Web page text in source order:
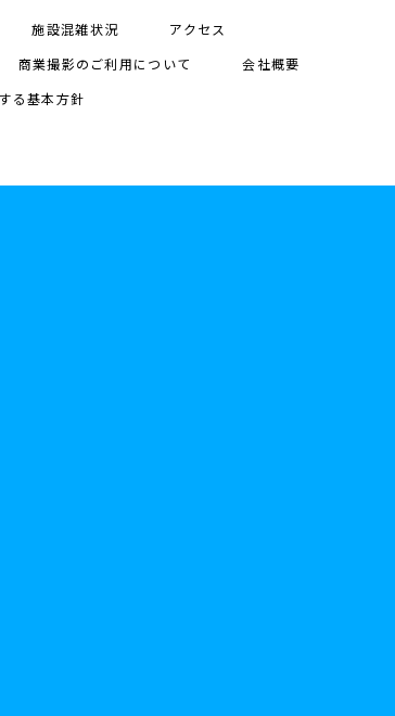
施設混雑状況
アクセス
商業撮影のご利用について
会社概要
る基本方針